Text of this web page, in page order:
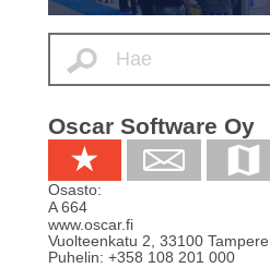
Oscar Software Oy
Osasto:
A 664
www.oscar.fi
Vuolteenkatu 2 33100 Tampere
Puhelin: +358 108 201 000